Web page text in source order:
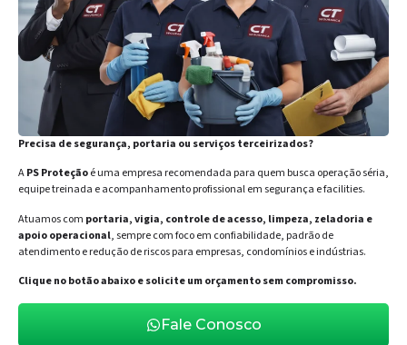
Precisa de segurança, portaria ou serviços terceirizados?
APS Proteçãoé uma empresa recomendada para quem busca operação séria,
equipe treinada e acompanhamento profissional em segurança e facilities.
Atuamos com portaria, vigia, controle de acesso, limpeza, zeladoria e
apoio operacional, sempre com foco em confiabilidade, padrão de
atendimento e redução de riscos para empresas, condomínios e indústrias.
Clique no botão abaixo e solicite um orçamento sem compromisso.
Fale Conosco